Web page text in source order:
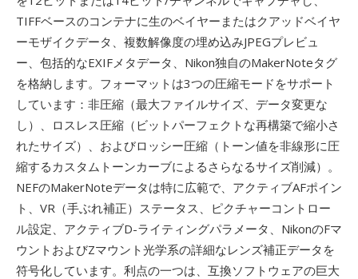
TIFFベースのコンテナに生のベイヤーまたはクアッドベイヤ
ーモザイクデータ、複数解像度の埋め込みJPEGプレビュ
ー、包括的なEXIFメタデータ、Nikon独自のMakerNoteタグ
を格納します。フォーマットは3つの圧縮モードをサポート
しています：非圧縮（最大ファイルサイズ、データ変更な
し）、ロスレス圧縮（ビットパーフェクトな再構築で縮小さ
れたサイズ）、およびロッシー圧縮（トーン値を非線形に圧
縮するカスタムトーンカーブによるさらなるサイズ削減）。
NEFのMakerNoteデータは特に広範で、アクティブAFポイン
ト、VR（手ぶれ補正）ステータス、ピクチャーコントロー
ル設定、アクティブD-ライティングパラメータ、NikonのFマ
ウントおよびZマウント光学系の詳細なレンズ補正データを
符号化しています。利点の一つは、互換ソフトウェアの巨大